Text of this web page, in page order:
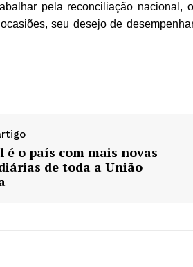
pela reconciliação nacional,
seu desejo de
é o país com mais novas
de toda a União